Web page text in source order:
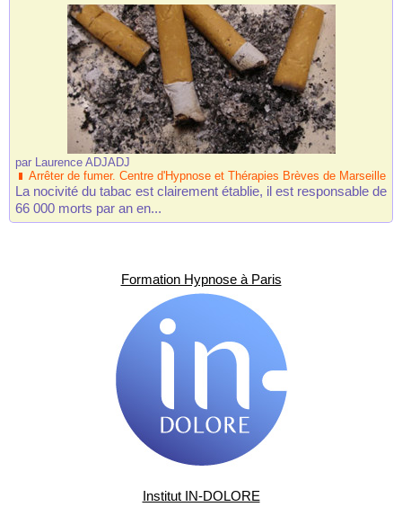
par Laurence ADJADJ
Arrêter de fumer. Centre d'Hypnose et Thérapies Brèves de Marseille
La nocivité du tabac est clairement établie, il est responsable de
66 000 morts par an en...
Formation Hypnose à Paris
Institut IN-DOLORE